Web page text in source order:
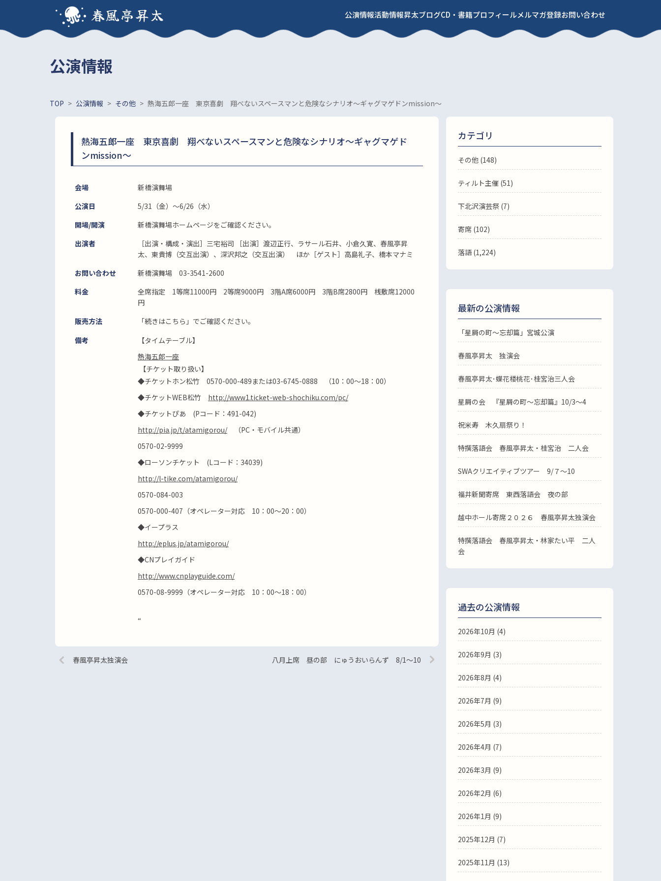
春風亭昇太 公演情報活動情報昇太ブログCD・書籍プロフィールメルマガ登録お問い合わせ
公演情報
TOP > 公演情報 > その他 > 熱海五郎一座 東京喜劇 翔べないスペースマンと危険なシナリオ～ギャグマゲドンmission～
熱海五郎一座 東京喜劇 翔べないスペースマンと危険なシナリオ～ギャグマゲド
ンmission～
会場
新橋演舞場
公演日
5/31（金）～6/26（水）
開場/開演
新橋演舞場ホームページをご確認ください。
出演者
［出演・構成・演出］三宅裕司 ［出演］渡辺正行、ラサール石井、小倉久寛、春風亭昇
太、東貴博（交互出演）、深沢邦之（交互出演） ほか［ゲスト］高島礼子、橋本マナミ
お問い合わせ
新橋演舞場 03-3541-2600
料金
全席指定 1等席11000円 2等席9000円 3階A席6000円 3階B席2800円 桟敷席12000
円
販売方法
「続きはこちら」でご確認ください。
備考
【タイムテーブル】
熱海五郎一座
【チケット取り扱い】
◆チケットホン松竹 0570-000-489または03-6745-0888 （10：00～18：00）
◆チケットWEB松竹 http://www1.ticket-web-shochiku.com/pc/
◆チケットぴあ (Pコード：491-042)
http://pia.jp/t/atamigorou/（PC・モバイル共通）
0570-02-9999
◆ローソンチケット (Lコード：34039)
http://l-tike.com/atamigorou/
0570-084-003
0570-000-407（オペレーター対応 10：00～20：00）
◆イープラス
http://eplus.jp/atamigorou/
◆CNプレイガイド
http://www.cnplayguide.com/
0570-08-9999（オペレーター対応 10：00～18：00）
“
春風亭昇太独演会 八月上席 昼の部 にゅうおいらんず 8/1～10
カテゴリ
その他 (148)
ティルト主催 (51)
下北沢演芸祭 (7)
寄席 (102)
落語(1,224)
最新の公演情報
「星屑の町～忘却篇」宮城公演
春風亭昇太 独演会
春風亭昇太･蝶花楼桃花･桂宮治三人会
星屑の会 『星屑の町～忘却篇』10/3～4
祝米寿 木久扇祭り！
特撰落語会 春風亭昇太・桂宮治 二人会
SWAクリエイティブツアー 9/７～10
福井新聞寄席 東西落語会 夜の部
越中ホール寄席２０２６ 春風亭昇太独演会
特撰落語会 春風亭昇太・林家たい平 二人
会
過去の公演情報
2026年10月 (4)
2026年9月 (3)
2026年8月 (4)
2026年7月 (9)
2026年5月 (3)
2026年4月 (7)
2026年3月 (9)
2026年2月 (6)
2026年1月 (9)
2025年12月 (7)
2025年11月 (13)